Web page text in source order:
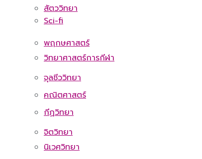
Sci-fi
วิทยาศาสตร์การกีฬา
คณิตศาสตร์
จิตวิทยา
สัตววิทยา
พฤกษศาสตร์
จุลชีววิทยา
กีฏวิทยา
นิเวศวิทยา